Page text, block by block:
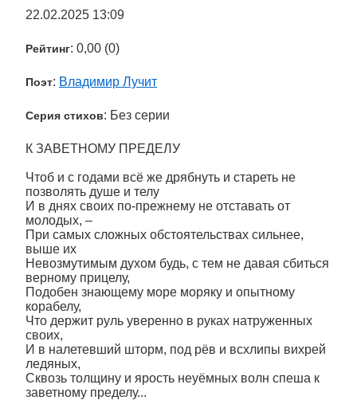
22.02.2025 13:09
Рейтинг: 0,00 (0)
Поэт: Владимир Лучит
Серия стихов: Без серии
К ЗАВЕТНОМУ ПРЕДЕЛУ
Чтоб и с годами всё же дрябнуть и стареть не
позволять душе и телу
И в днях своих по-прежнему не отставать от
молодых, –
При самых сложных обстоятельствах сильнее,
выше их
Невозмутимым духом будь, с тем не давая сбиться
верному прицелу,
Подобен знающему море моряку и опытному
корабелу,
Что держит руль уверенно в руках натруженных
своих,
И в налетевший шторм, под рёв и всхлипы вихрей
ледяных,
Сквозь толщину и ярость неуёмных волн спеша к
заветному пределу...